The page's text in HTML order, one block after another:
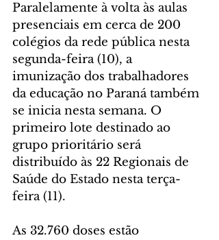
Paralelamente à volta às aulas
presenciais em cerca de 200
colégios da rede pública nesta
segunda-feira (10), a
imunização dos trabalhadores
da educação no Paraná também
se inicia nesta semana. O
primeiro lote destinado ao
grupo prioritário será
distribuído às 22 Regionais de
Saúde do Estado nesta terça-
feira (11).
As 32.760 doses estão